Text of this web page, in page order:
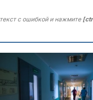
с ошибкой и нажмите